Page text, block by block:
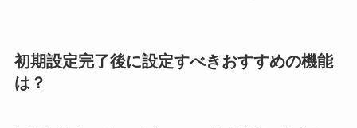
初期設定完了後に設定すべきおすすめの機能
は？